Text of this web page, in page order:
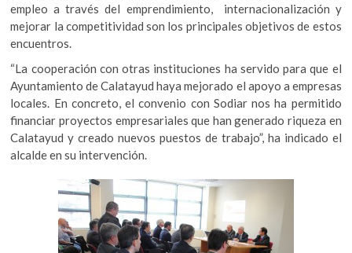
empleo a través del emprendimiento, internacionalización y
mejorar la competitividad son los principales objetivos de estos
encuentros.
“La cooperación con otras instituciones ha servido para que el
Ayuntamiento de Calatayud haya mejorado el apoyo a empresas
locales. En concreto, el convenio con Sodiar nos ha permitido
financiar proyectos empresariales que han generado riqueza en
Calatayud y creado nuevos puestos de trabajo”, ha indicado el
alcalde en su intervención.